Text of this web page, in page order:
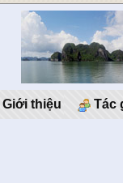
Giới thiệu Tác